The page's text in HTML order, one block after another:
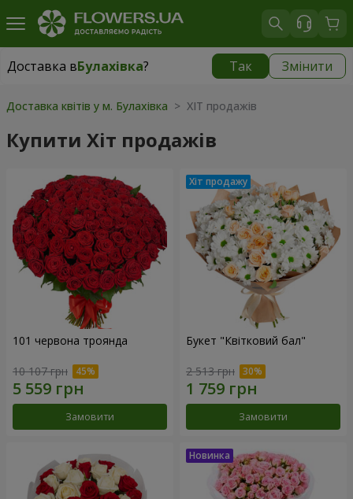
Доставка вБулахівка? Так Змінити
Доставка вБулахівка|
Доставка квітів у м. Булахівка > ХІТ продажів
Купити Хіт продажів
101 червона троянда
10 107 грн
Замовити
Букет "Квітковий бал"
2 513 грн
Замовити